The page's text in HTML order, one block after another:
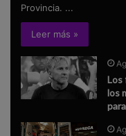
Provincia. ...
Leer más »
Los
los